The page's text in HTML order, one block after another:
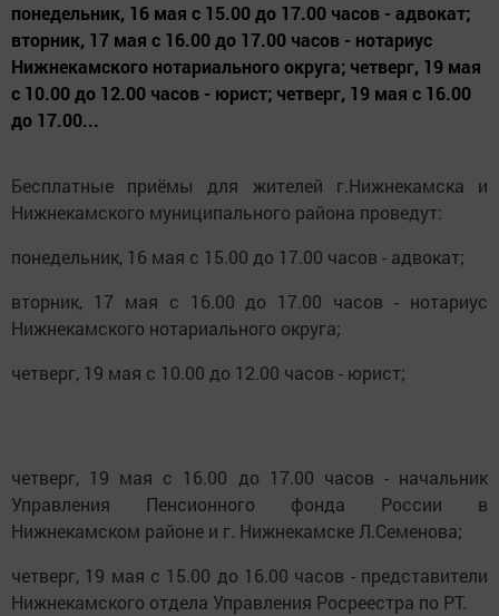
понедельник, 16 мая с 15.00 до 17.00 часов - адвокат;
вторник, 17 мая с 16.00 до 17.00 часов - нотариус
Нижнекамского нотариального округа; четверг, 19 мая
с 10.00 до 12.00 часов - юрист; четверг, 19 мая с 16.00
до 17.00...
Бесплатные приёмы для жителей г.Нижнекамска и
Нижнекамского муниципального района проведут:
понедельник, 16 мая с 15.00 до 17.00 часов - адвокат;
вторник, 17 мая с 16.00 до 17.00 часов - нотариус
Нижнекамского нотариального округа;
четверг, 19 мая с 10.00 до 12.00 часов - юрист;
четверг, 19 мая с 16.00 до 17.00 часов - начальник
Управления Пенсионного фонда России в
Нижнекамском районе и г. Нижнекамске Л.Семенова;
четверг, 19 мая с 15.00 до 16.00 часов - представители
Нижнекамского отдела Управления Росреестра по РТ.